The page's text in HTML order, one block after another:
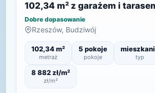
102,34 m² z garażem i
Dobre dopasowanie
Rzeszów, Budziwój
102,34 m²
metraż
5 pokoje
pokoje typ
8 882 zł/m²
zł/m²